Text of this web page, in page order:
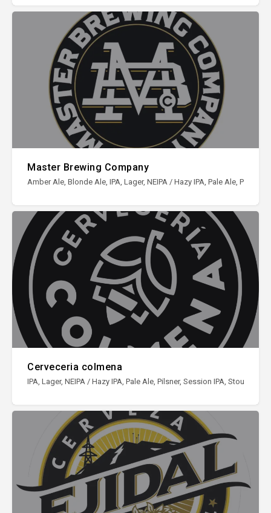
Master Brewing Company
Amber Ale, Blonde Ale, IPA, Lager, NEIPA / Hazy IPA, Pale Ale, Porter,
Cerveceria colmena
IPA, Lager, NEIPA / Hazy IPA, Pale Ale, Pilsner, Session IPA, Stout